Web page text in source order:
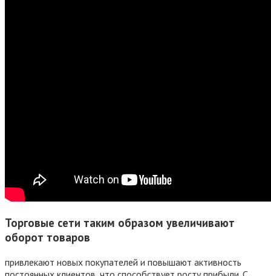
Торговые сети таким образом увеличивают
оборот товаров
привлекают новых покупателей и повышают активность